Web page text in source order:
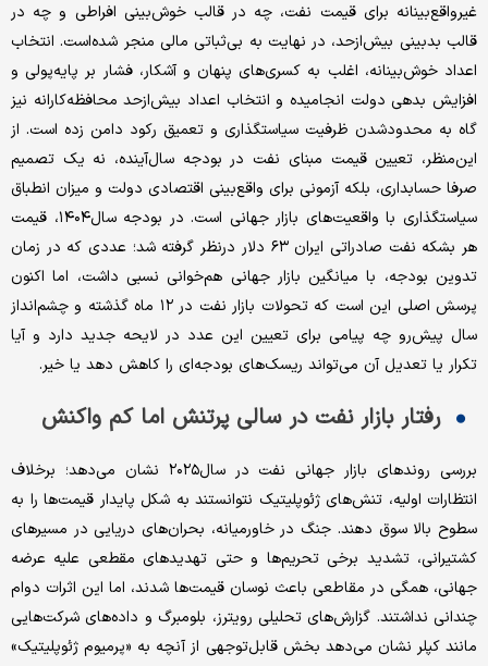
غیرواقع‌‌‌‌بینانه برای قیمت نفت، چه در قالب خوش‌بینی افراطی و چه در
قالب بدبینی بیش‌‌‌‌ازحد، در نهایت به بی‌‌‌‌ثباتی مالی منجر شده‌است. انتخاب
اعداد خوش‌‌‌‌بینانه، اغلب به کسری‌‌‌‌های پنهان و آشکار، فشار بر پایه‌پولی و
افزایش بدهی دولت انجامیده و انتخاب اعداد بیش‌‌‌‌ازحد محافظه‌‌‌‌کارانه نیز
گاه به محدود‌شدن ظرفیت سیاستگذاری و تعمیق رکود دامن زده است. از
این‌منظر، تعیین قیمت مبنای نفت در بودجه ‌سال‌آینده، نه یک تصمیم
صرفا حسابداری، بلکه آزمونی برای واقع‌بینی اقتصادی دولت و میزان انطباق
سیاستگذاری با واقعیت‌های بازار جهانی است. در بودجه ‌سال‌۱۴۰۴، قیمت
هر بشکه نفت صادراتی ایران ۶۳ دلار درنظر گرفته شد؛ ‌عددی که در زمان
تدوین بودجه، با میانگین بازار جهانی هم‌‌‌‌خوانی نسبی داشت، اما اکنون
پرسش اصلی این است که تحولات بازار نفت در ۱۲ ماه گذشته و چشم‌‌‌‌انداز
سال‌ پیش‌‌‌‌رو چه پیامی برای تعیین این عدد در لایحه جدید دارد و آیا
تکرار یا تعدیل آن می‌تواند ریسک‌های بودجه‌‌‌‌ای را کاهش دهد یا خیر.
رفتار بازار نفت در ‌سالی پرتنش اما کم ‌‌‌‌واکنش
بررسی روندهای بازار جهانی نفت در سال‌۲۰۲۵ نشان می‌دهد؛ برخلاف
انتظارات اولیه، تنش‌های ژئوپلیتیک نتوانستند به شکل پایدار قیمت‌ها را به
سطوح بالا سوق دهند. جنگ در خاورمیانه، بحران‌های دریایی در مسیرهای
کشتیرانی، تشدید برخی تحریم‌ها و حتی تهدیدهای مقطعی علیه عرضه
جهانی، همگی در مقاطعی باعث نوسان قیمت‌ها شدند، اما این اثرات دوام
چندانی نداشتند. گزارش‌های تحلیلی رویترز، بلومبرگ و داده‌های شرکت‌هایی
مانند کپلر نشان می‌دهد بخش قابل‌توجهی از آنچه به «پرمیوم ژئوپلیتیک»